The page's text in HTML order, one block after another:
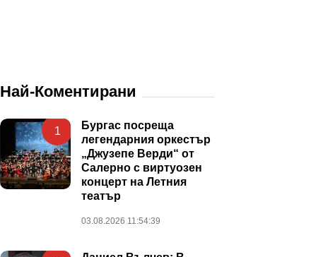
Най-Коментирани
1
Бургас посреща
легендарния оркестър
„Джузепе Верди“ от
Салерно с виртуозен
концерт на Летния
театър
03.08.2026 11:54:39